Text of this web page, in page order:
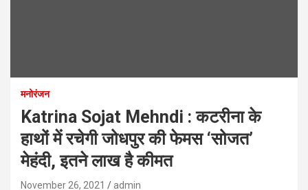
मनोरंजन
Katrina Sojat Mehndi : कटरीना के
हाथों में रचेगी जोधपुर की फेमस ‘सोजत’
मेहंदी, इतने लाख है कीमत
November 26, 2021 admin